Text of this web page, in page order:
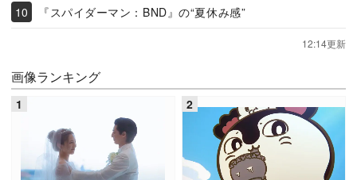
『スパイダーマン：BND』の“夏休み感”
12:14更新
画像ランキング